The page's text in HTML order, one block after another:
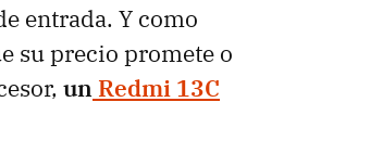
entrada. Y como
su precio promete o
un Redmi 13C